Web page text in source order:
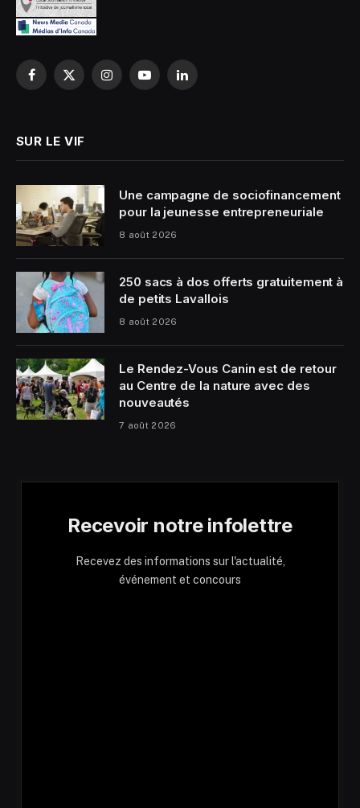
Facebook
X
InstagramYouTubeLinkedIn
SUR LE VIF
Une campagne de sociofinancement
pour la jeunesse entrepreneuriale
8 août 2026
250 sacs à dos offerts gratuitement à
de petits Lavallois
8 août 2026
Le Rendez-Vous Canin est de retour
au Centre de la nature avec des
nouveautés
7 août 2026
Recevoir notre infolettre
Recevez des informations sur l'actualité,
événement et concours